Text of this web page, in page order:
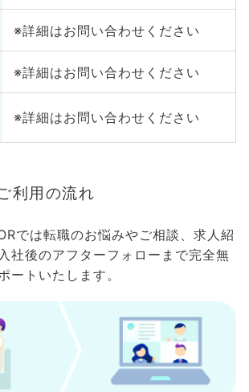
※詳細はお問い合わせください
※詳細はお問い合わせください
※詳細はお問い合わせください
利用の流れ
では転職のお悩みやご相談、求人紹
社後のアフターフォローまで完全無
ートいたします。